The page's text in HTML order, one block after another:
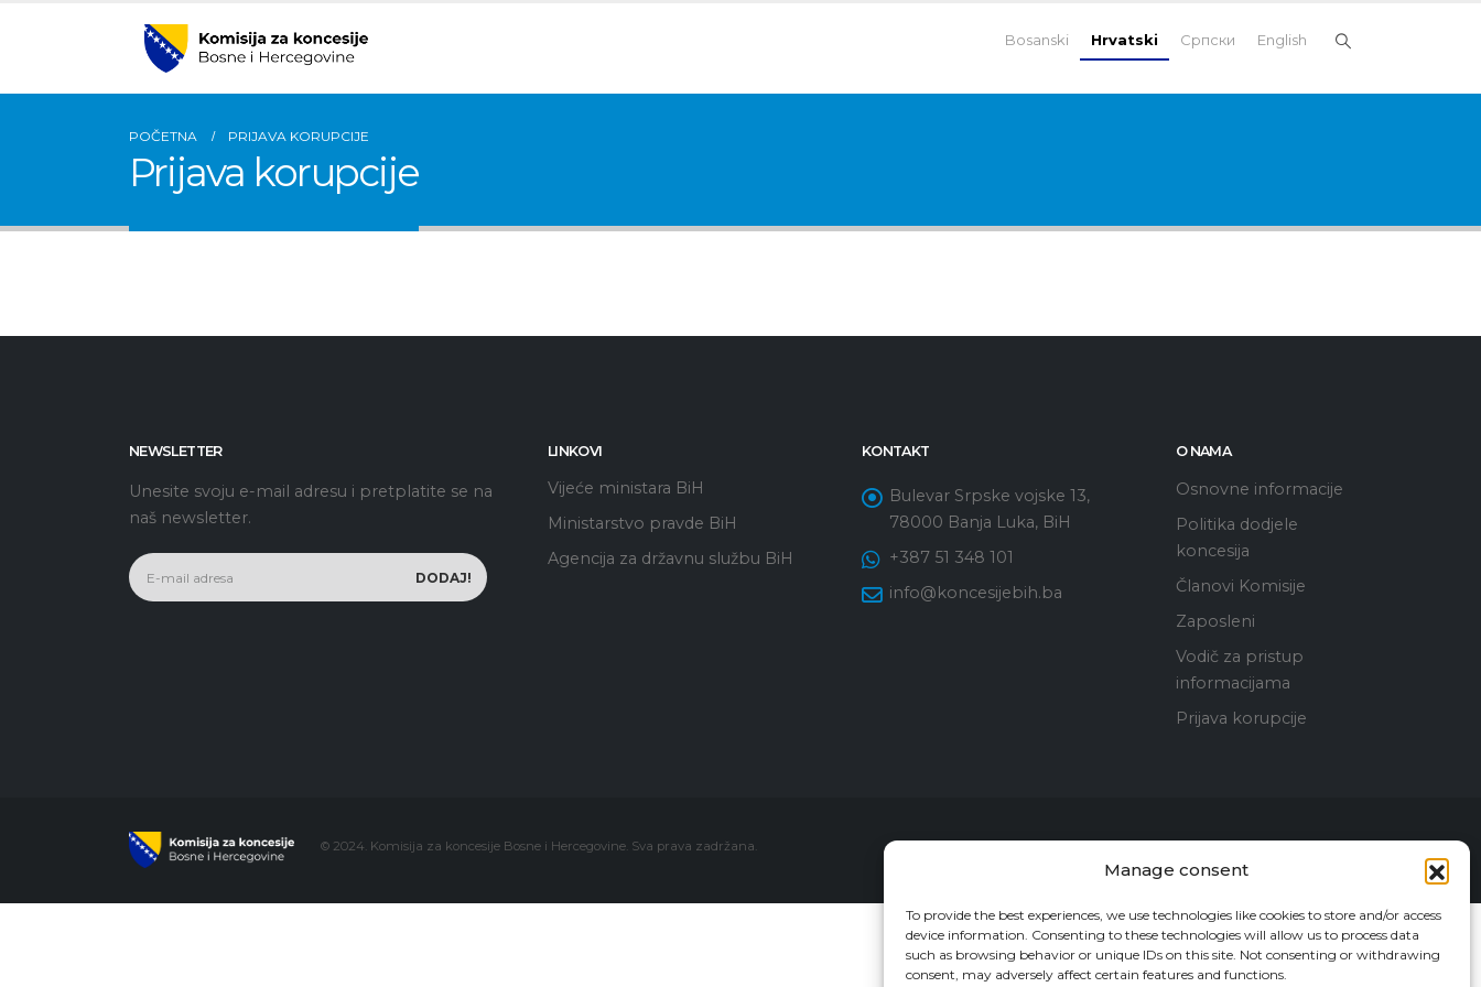
Manage consent
To provide the best experiences, we use technologies like cookies to store and/or access
device information. Consenting to these technologies will allow us to process data
such as browsing behavior or unique IDs on this site. Not consenting or withdrawing
consent, may adversely affect certain features and functions.
Bosanski Hrvatski Српски English
POČETNA PRIJAVA KORUPCIJE
Prijava korupcije
NEWSLETTER
Unesite svoju e-mail adresu i pretplatite se na
naš newsletter.
LINKOVI
Vijeće ministara BiH
Ministarstvo pravde BiH
Agencija za državnu službu BiH
KONTAKT
Bulevar Srpske vojske 13,
78000 Banja Luka, BiH
+387 51 348 101
info@koncesijebih.ba
O NAMA
Osnovne informacije
Politika dodjele
koncesija
Članovi Komisije
Zaposleni
Vodič za pristup
informacijama
Prijava korupcije
© 2024. Komisija za koncesije Bosne i Hercegovine. Sva prava zadržana.